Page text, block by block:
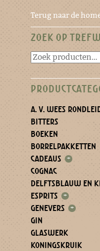
Terug naar de
ZOEK OP
A. V. WEES
BITTERS
BOEKEN
BORRELPAKKETTEN
CADEAUS +
COGNAC
DELFTSBLAUW EN
ESPRITS +
GENEVERS +
GIN
GLASWERK
KONINGSKRUIK